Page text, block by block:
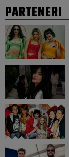
PARTENERI